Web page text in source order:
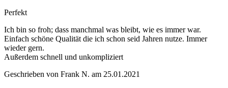
Perfekt
Ich bin so froh; dass manchmal was bleibt, wie es immer war.
Einfach schöne Qualität die ich schon seid Jahren nutze. Immer
wieder gern.
Außerdem schnell und unkompliziert
Geschrieben von Frank N. am 25.01.2021